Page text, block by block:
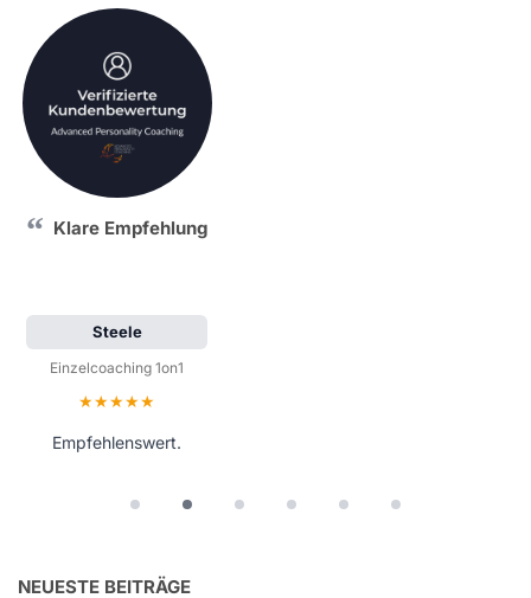
Klare Empfehlung
Steele
Einzelcoaching 1on1
Bewertung: 5 von 5 Sternen
Empfehlenswert.
NEUESTE BEITRÄGE